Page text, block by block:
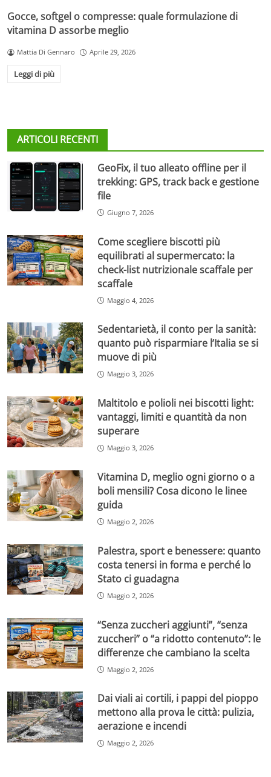
Gocce, softgel o compresse: quale formulazione di
vitamina D assorbe meglio
Mattia Di Gennaro Aprile 29, 2026
Leggi di più
ARTICOLI RECENTI
GeoFix, il tuo alleato offline per il
trekking: GPS, track back e gestione
file
Giugno 7, 2026
Come scegliere biscotti più
equilibrati al supermercato: la
check-list nutrizionale scaffale per
scaffale
Maggio 4, 2026
Sedentarietà, il conto per la sanità:
quanto può risparmiare l’Italia se si
muove di più
Maggio 3, 2026
Maltitolo e polioli nei biscotti light:
vantaggi, limiti e quantità da non
superare
Maggio 3, 2026
Vitamina D, meglio ogni giorno o a
boli mensili? Cosa dicono le linee
guida
Maggio 2, 2026
Palestra, sport e benessere: quanto
costa tenersi in forma e perché lo
Stato ci guadagna
Maggio 2, 2026
“Senza zuccheri aggiunti”, “senza
zuccheri” o “a ridotto contenuto”: le
differenze che cambiano la scelta
Maggio 2, 2026
Dai viali ai cortili, i pappi del pioppo
mettono alla prova le città: pulizia,
aerazione e incendi
Maggio 2, 2026